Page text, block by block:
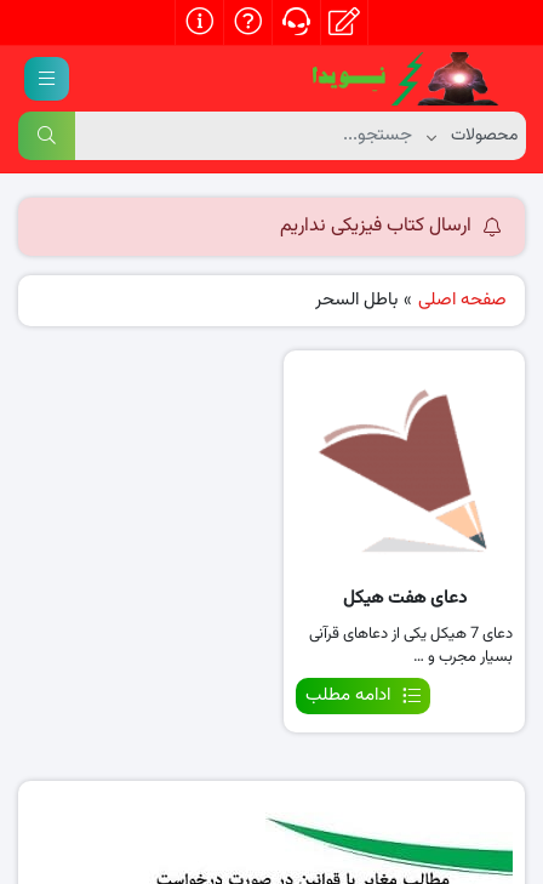
ارسال کتاب فیزیکی نداریم
صفحه اصلی » باطل السحر
دعای هفت هیکل
دعای 7 هیکل یکی از دعاهای قرآنی
بسیار مجرب و …
ادامه مطلب